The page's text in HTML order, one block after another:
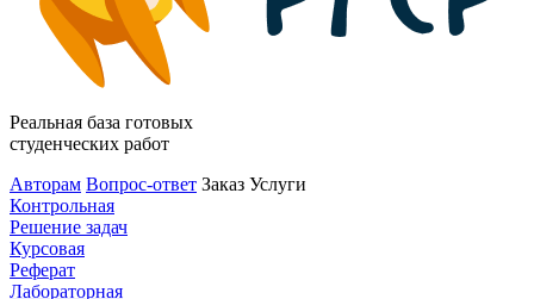
Реальная база готовых
студенческих работ
Авторам Вопрос-ответ Заказ Услуги
Контрольная
Решение задач
Курсовая
Реферат
Лабораторная